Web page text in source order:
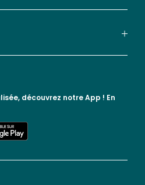
découvrez notre App ! En